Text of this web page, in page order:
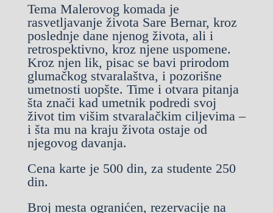
Tema Malerovog komada je
rasvetljavanje života Sare Bernar, kroz
poslednje dane njenog života, ali i
retrospektivno, kroz njene uspomene.
Kroz njen lik, pisac se bavi prirodom
glumačkog stvaralaštva, i pozorišne
umetnosti uopšte. Time i otvara pitanja
šta znači kad umetnik podredi svoj
život tim višim stvaralačkim ciljevima –
i šta mu na kraju života ostaje od
njegovog davanja.
Cena karte je 500 din, za studente 250
din.
Broj mesta ogranićen, rezervacije na